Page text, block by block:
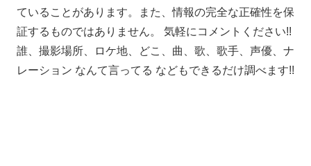
ていることがあります。また、情報の完全な正確性を保
証するものではありません。 気軽にコメントください!!
誰、撮影場所、ロケ地、どこ、曲、歌、歌手、声優、ナ
レーション なんて言ってる などもできるだけ調べます!!